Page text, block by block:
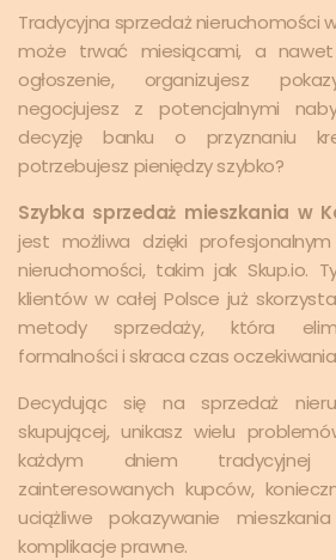
Tradycyjna sprzedaż nieruchomości
może trwać miesiącami, a
ogłoszenie, organizujesz
negocjujesz z potencjalnymi
decyzję banku o przyznaniu
potrzebujesz pieniędzy szybko?
Szybka sprzedaż mieszkania w
jest możliwa dzięki
nieruchomości, takim jak Skup.io.
klientów w całej Polsce już
metody sprzedaży, która
formalności i skraca czas
Decydując się na sprzedaż
skupującej, unikasz wielu
każdym dniem tradycyjnej
zainteresowanych kupców,
uciążliwe pokazywanie
komplikacje prawne.